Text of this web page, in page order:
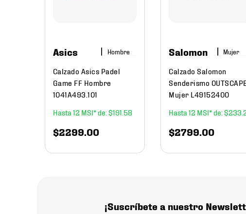
Asics Hombre
Calzado Asics Padel
Game FF Hombre
1041A493.101
12
$191 58
$2299.00
Salomon Mujer
Calzado Salomon
Senderismo
Mujer L49152400
12
$233
$2799.00
¡Suscríbete a nuestro